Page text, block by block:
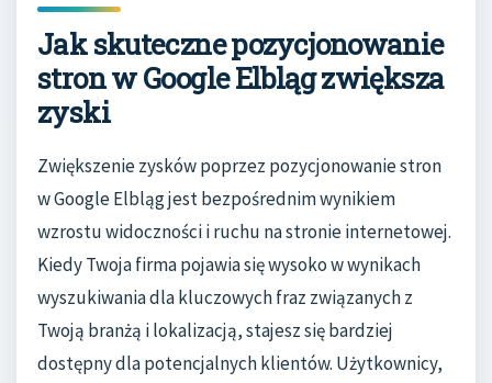
Jak skuteczne pozycjonowanie
stron w Google Elbląg zwiększa
zyski
Zwiększenie zysków poprzez pozycjonowanie stron
w Google Elbląg jest bezpośrednim wynikiem
wzrostu widoczności i ruchu na stronie internetowej.
Kiedy Twoja firma pojawia się wysoko w wynikach
wyszukiwania dla kluczowych fraz związanych z
Twoją branżą i lokalizacją, stajesz się bardziej
dostępny dla potencjalnych klientów. Użytkownicy,